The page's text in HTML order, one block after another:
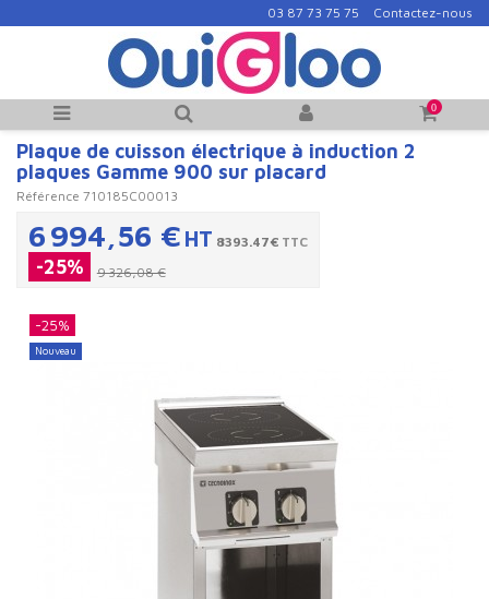
03 87 73 75 75 Contactez-nous
0
Plaque de cuisson électrique à induction 2
plaques Gamme 900 sur placard
Référence 710185C00013
6 994,56 € HT 8393.47€ TTC
-25% 9 326,08 €
-25%
Nouveau